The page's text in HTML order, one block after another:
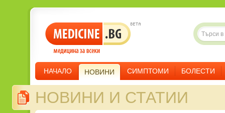
НАЧАЛО НОВИНИ СИМПТОМИ БОЛЕСТИ
НОВИНИ И СТАТИИ